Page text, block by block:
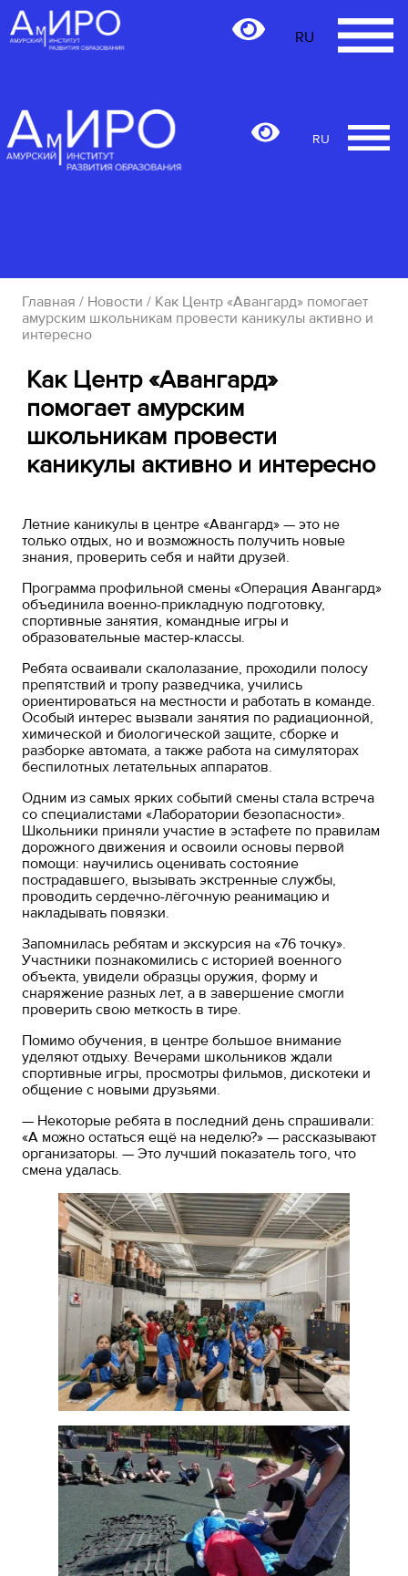
RU
RU
Главная / Новости / Как Центр «Авангард» помогает
амурским школьникам провести каникулы активно и
интересно
Как Центр «Авангард»
помогает амурским
школьникам провести
каникулы активно и интересно
Летние каникулы в центре «Авангард» — это не
только отдых, но и возможность получить новые
знания, проверить себя и найти друзей.
Программа профильной смены «Операция Авангард»
объединила военно-прикладную подготовку,
спортивные занятия, командные игры и
образовательные мастер-классы.
Ребята осваивали скалолазание, проходили полосу
препятствий и тропу разведчика, учились
ориентироваться на местности и работать в команде.
Особый интерес вызвали занятия по радиационной,
химической и биологической защите, сборке и
разборке автомата, а также работа на симуляторах
беспилотных летательных аппаратов.
Одним из самых ярких событий смены стала встреча
со специалистами «Лаборатории безопасности».
Школьники приняли участие в эстафете по правилам
дорожного движения и освоили основы первой
помощи: научились оценивать состояние
пострадавшего, вызывать экстренные службы,
проводить сердечно-лёгочную реанимацию и
накладывать повязки.
Запомнилась ребятам и экскурсия на «76 точку».
Участники познакомились с историей военного
объекта, увидели образцы оружия, форму и
снаряжение разных лет, а в завершение смогли
проверить свою меткость в тире.
Помимо обучения, в центре большое внимание
уделяют отдыху. Вечерами школьников ждали
спортивные игры, просмотры фильмов, дискотеки и
общение с новыми друзьями.
— Некоторые ребята в последний день спрашивали:
«А можно остаться ещё на неделю?» — рассказывают
организаторы. — Это лучший показатель того, что
смена удалась.